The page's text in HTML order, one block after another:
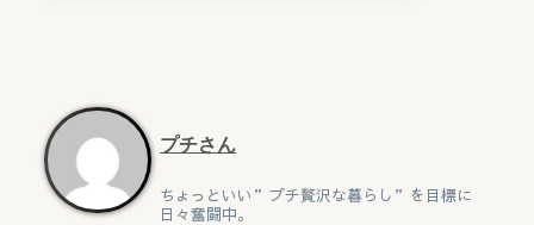
プチさん
ちょっといい”プチ贅沢な暮らし”を目標に
日々奮闘中。